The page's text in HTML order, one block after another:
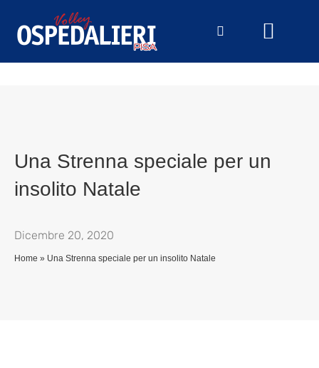
Una Strenna speciale per un
insolito Natale
Dicembre 20, 2020
Home » Una Strenna speciale per un insolito Natale